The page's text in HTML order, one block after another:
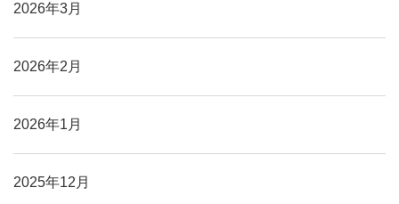
2026年3月
2026年2月
2026年1月
2025年12月